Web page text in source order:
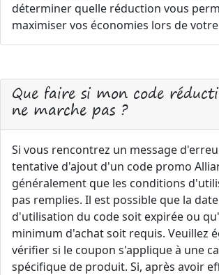
déterminer quelle réduction vous
maximiser vos économies lors de
Que faire si mon code
ne marche pas ?
Si vous rencontrez un message
tentative d'ajout d'un code promo
généralement que les conditions
pas remplies. Il est possible que la
d'utilisation du code soit expirée ou
minimum d'achat soit requis. Veuillez
vérifier si le coupon s'applique à une
spécifique de produit. Si, après avoir